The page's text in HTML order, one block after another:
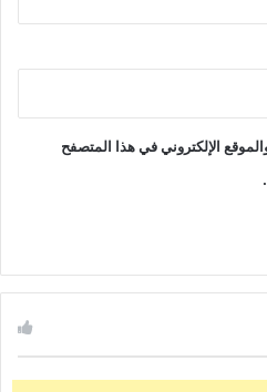
الإلكتروني في هذا المتصفح